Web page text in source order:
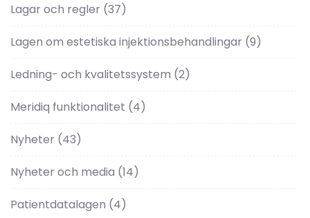
Lagar och regler (37)
Lagen om estetiska injektionsbehandlingar (9)
Ledning- och kvalitetssystem (2)
Meridiq funktionalitet (4)
Nyheter (43)
Nyheter och media (14)
Patientdatalagen (4)